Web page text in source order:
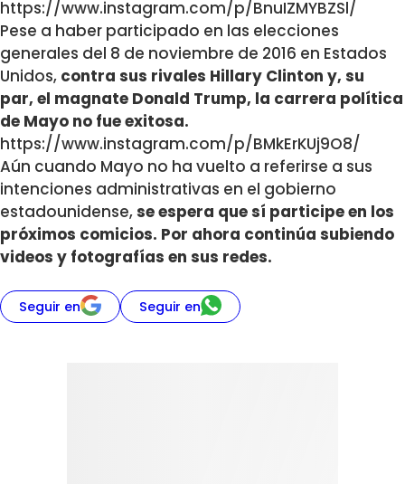
https://www.instagram.com/p/BnuIZMYBZSl/
Pese a haber participado en las elecciones
generales del 8 de noviembre de 2016 en Estados
Unidos, contra sus rivales Hillary Clinton y, su
par, el magnate Donald Trump, la carrera política
de Mayo no fue exitosa.
https://www.instagram.com/p/BMkErKUj9O8/
Aún cuando Mayo no ha vuelto a referirse a sus
intenciones administrativas en el gobierno
estadounidense,se espera que sí participe en los
próximos comicios. Por ahora continúa subiendo
videos y fotografías en sus redes.
Seguir en Seguir en